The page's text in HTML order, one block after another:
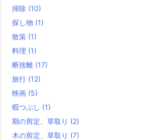
掃除 (10)
探し物 (1)
散策 (1)
料理 (1)
断捨離 (17)
旅行 (12)
映画 (5)
暇つぶし (1)
期の剪定、草取り (2)
木の剪定、草取り (7)